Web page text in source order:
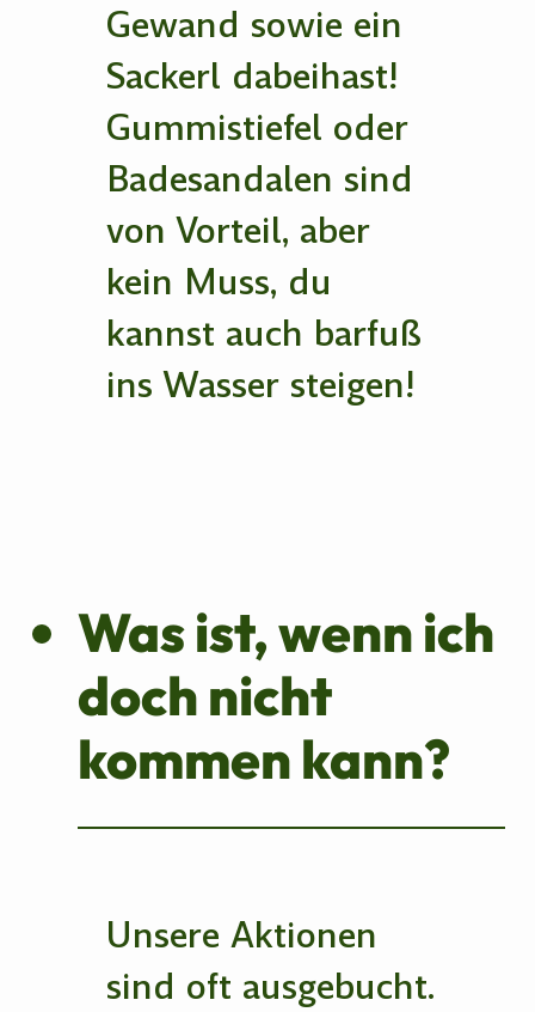
Gewand sowie ein
Sackerl dabeihast!
Gummistiefel oder
Badesandalen sind
von Vorteil, aber
kein Muss, du
kannst auch barfuß
ins Wasser steigen!
Was ist, wenn ich
doch nicht
kommen kann?
Unsere Aktionen
sind oft ausgebucht.